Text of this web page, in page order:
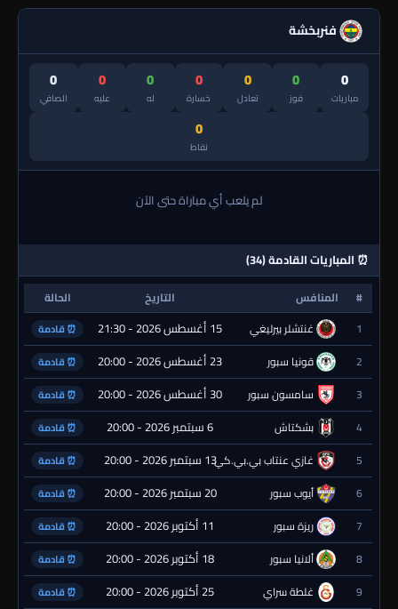
فنربخشة
0
مباريات
0
فوز
0
تعادل
0
خسارة
0
له
0
عليه
0
الصافي
0
نقاط
لم يلعب أي مباراة حتى الآن
⏰ المباريات القادمة (34)
# المنافس التاريخ
الحالة
1
غنتشلر بيرليغي 15 أغسطس 2026 - 21:30 ⏰ قادمة
2 قونيا سبور 23 أغسطس 2026 - 20:00 ⏰ قادمة
3 سامسون سبور 30 أغسطس 2026 - 20:00 ⏰ قادمة
4 بشكتاش 6 سبتمبر 2026 - 20:00 ⏰ قادمة
5 غازي عنتاب بي.بي.كي.13 سبتمبر 2026 - 20:00 ⏰ قادمة
6 أيوب سبور 20 سبتمبر 2026 - 20:00 ⏰ قادمة
7 ريزة سبور 11 أكتوبر 2026 - 20:00 ⏰ قادمة
8 ألانيا سبور 18 أكتوبر 2026 - 20:00 ⏰ قادمة
9 غلطة سراي 25 أكتوبر 2026 - 20:00 ⏰ قادمة